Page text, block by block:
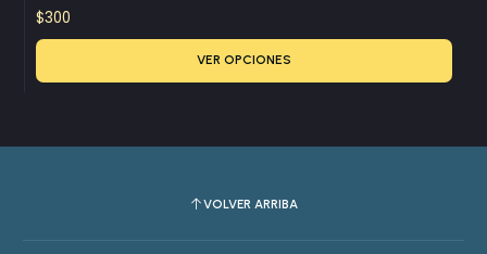
$300
VER OPCIONES
VOLVER ARRIBA